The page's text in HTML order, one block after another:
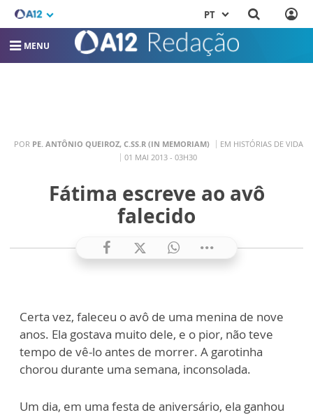
PT
MENU
POR PE. ANTÔNIO QUEIROZ, C.SS.R (IN MEMORIAM)
EM HISTÓRIAS DE VIDA
01 MAI 2013 - 03H30
Fátima escreve ao avô
falecido
Certa vez, faleceu o avô de uma menina de nove
anos. Ela gostava muito dele, e o pior, não teve
tempo de vê-lo antes de morrer. A garotinha
chorou durante uma semana, inconsolada.
Um dia, em uma festa de aniversário, ela ganhou